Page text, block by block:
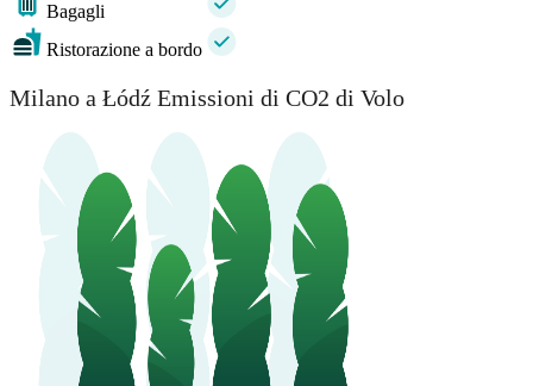
Bagagli
Ristorazione a bordo
Milano a Łódź Emissioni di CO2 di Volo